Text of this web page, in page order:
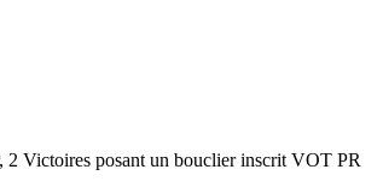
Victoires posant un bouclier inscrit VOT PR